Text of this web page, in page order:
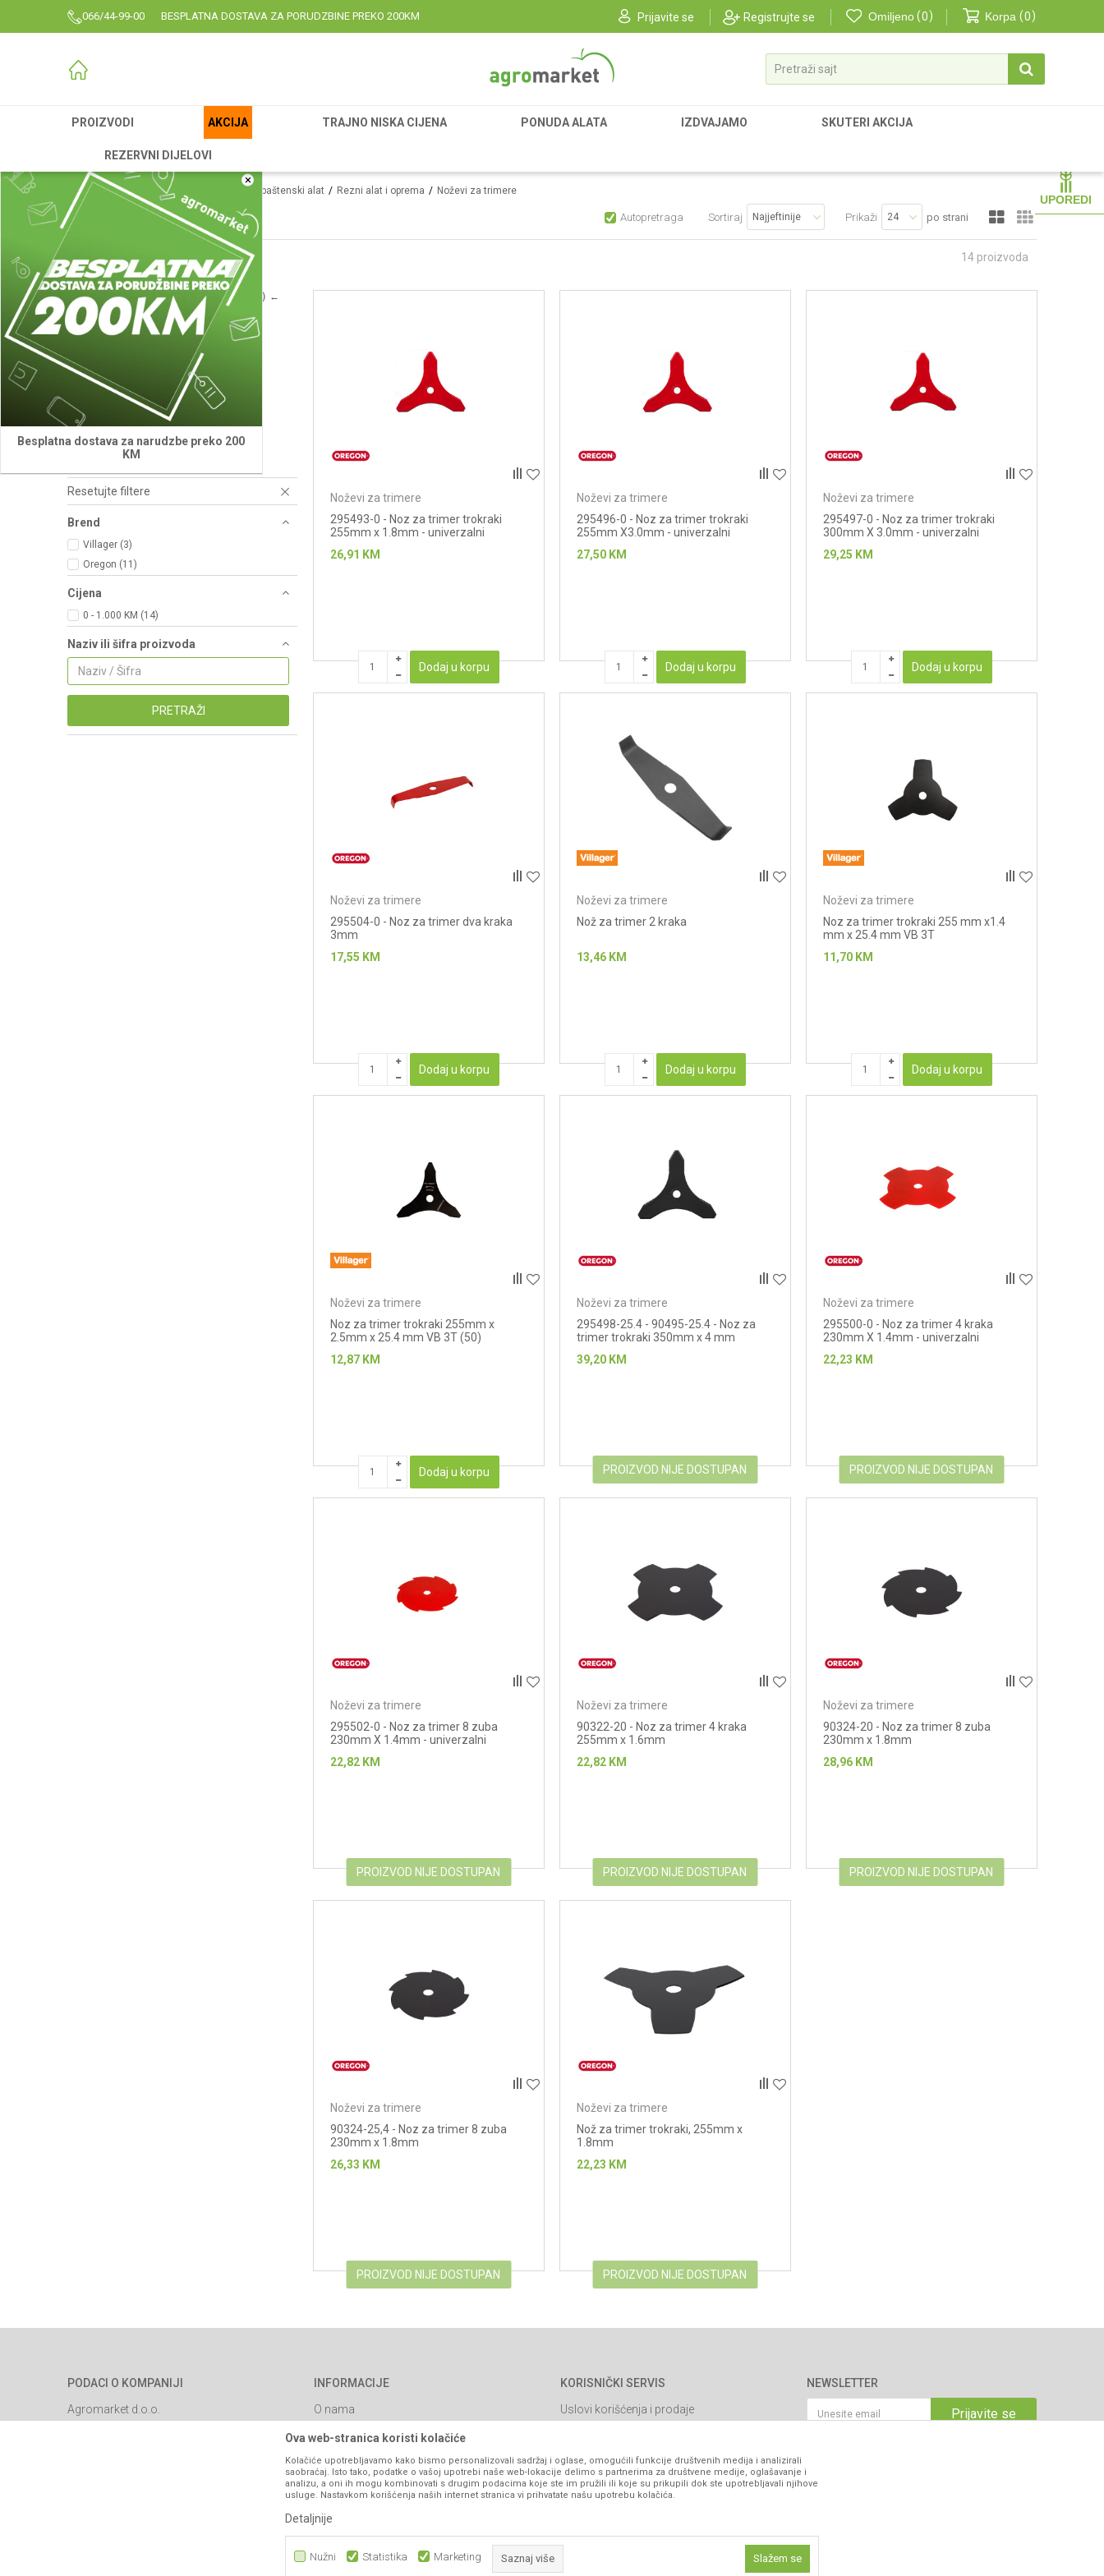
066/44-99-00 BESPLATNA DOSTAVA ZA PORUDZBINE PREKO 200KM Prijavite se Registrujte se Omiljeno 0 Korpa 0
Pretraži sajt
PROIZVODI AKCIJA TRAJNO NISKA CIJENA PONUDA ALATA IZDVAJAMO SKUTERI AKCIJA
REZERVNI DIJELOVI
×
Besplatna dostava za narudzbe preko 200
KM
UPOREDI
Agromarket Proizvodi Vrtni i baštenski alat Rezni alat i oprema Noževi za trimere
Noževi za trimere Autopretraga Sortiraj Prikaži po strani
Noževi za trimere(14)
Lanci(88)
Rezne garniture za testere - lančanici
(59)
Cirkulari za trimere
(7)
Glave za trimere (30)
Noževi za kosačice
Oštrači lanca(15)
Powersharp
Vodilice
Resetujte filtere
Brend
Villager (3)
Oregon (11)
Cijena
0 - 1.000 KM (14)
Naziv ili šifra proizvoda
PRETRAŽI
14 proizvoda
Noževi za trimere
295493-0 - Noz za trimer trokraki
255mm x 1.8mm - univerzalni
26,91 KM
Dodaj u korpu
Noževi za trimere
295496-0 - Noz za trimer trokraki
255mm X3.0mm - univerzalni
27,50 KM
Dodaj u korpu
Noževi za trimere
295497-0 - Noz za trimer trokraki
300mm X 3.0mm - univerzalni
29,25 KM
Dodaj u korpu
Noževi za trimere
295504-0 - Noz za trimer dva kraka
3mm
17,55 KM
Dodaj u korpu
Noževi za trimere
Nož za trimer 2 kraka
13,46 KM
Dodaj u korpu
Noževi za trimere
Noz za trimer trokraki 255 mm x1.4
mm x 25.4 mm VB 3T
11,70 KM
Dodaj u korpu
Noževi za trimere
Noz za trimer trokraki 255mm x
2.5mm x 25.4 mm VB 3T (50)
12,87 KM
Dodaj u korpu
Noževi za trimere
295498-25.4 - 90495-25.4 - Noz za
trimer trokraki 350mm x 4 mm
39,20 KM
PROIZVOD NIJE DOSTUPAN
Noževi za trimere
295500-0 - Noz za trimer 4 kraka
230mm X 1.4mm - univerzalni
22,23 KM
PROIZVOD NIJE DOSTUPAN
Noževi za trimere
295502-0 - Noz za trimer 8 zuba
230mm X 1.4mm - univerzalni
22,82 KM
PROIZVOD NIJE DOSTUPAN
Noževi za trimere
90322-20 - Noz za trimer 4 kraka
255mm x 1.6mm
22,82 KM
PROIZVOD NIJE DOSTUPAN
Noževi za trimere
90324-20 - Noz za trimer 8 zuba
230mm x 1.8mm
28,96 KM
PROIZVOD NIJE DOSTUPAN
Noževi za trimere
90324-25,4 - Noz za trimer 8 zuba
230mm x 1.8mm
26,33 KM
PROIZVOD NIJE DOSTUPAN
Noževi za trimere
Nož za trimer trokraki, 255mm x
1.8mm
22,23 KM
PROIZVOD NIJE DOSTUPAN
PODACI O KOMPANIJI
Agromarket d.o.o.
INFORMACIJE
O nama
Brendovi
Katalozi
Saradnja
Blog
Najčešća pitanja
KORISNIČKI SERVIS
Uslovi korišćenja i prodaje
Kako kupiti
Isporuka
Načini plaćanja
Reklamacije
Povraćaj sredstava
NEWSLETTER
Prijavite se
Ova web-stranica koristi kolačiće
Kolačiće upotrebljavamo kako bismo personalizovali sadržaj i oglase, omogućili funkcije društvenih medija i analizirali
saobraćaj. Isto tako, podatke o vašoj upotrebi naše web-lokacije delimo s partnerima za društvene medije, oglašavanje i
analizu, a oni ih mogu kombinovati s drugim podacima koje ste im pružili ili koje su prikupili dok ste upotrebljavali njihove
usluge. Nastavkom korišćenja naših internet stranica vi prihvatate našu upotrebu kolačića.
Detaljnije
Nužni Statistika Marketing Saznaj više Slažem se